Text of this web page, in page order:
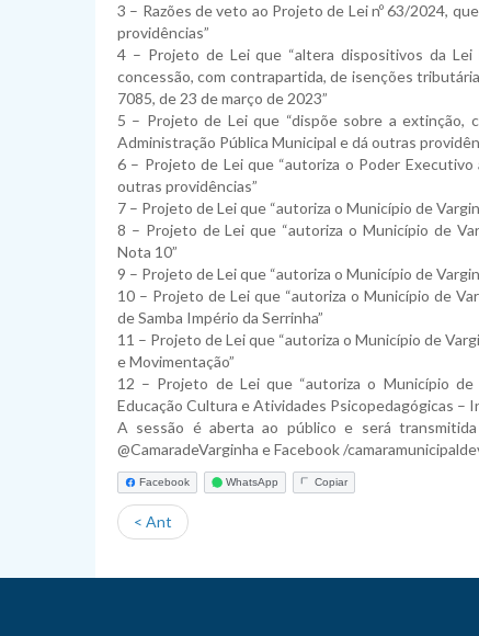
3 – Razões de veto ao Projeto de Lei nº 63/2024,
providências”
4 – Projeto de Lei que “altera dispositivos da Lei
concessão, com contrapartida, de isenções
7085, de 23 de março de 2023”
5 – Projeto de Lei que “dispõe sobre a extinção,
Administração Pública Municipal e dá outras
6 – Projeto de Lei que “autoriza o Poder
outras providências”
7 – Projeto de Lei que “autoriza o Município de
8 – Projeto de Lei que “autoriza o Município de
Nota 10”
9 – Projeto de Lei que “autoriza o Município de
10 – Projeto de Lei que “autoriza o Município de
de Samba Império da Serrinha”
11 – Projeto de Lei que “autoriza o Município de
e Movimentação”
12 – Projeto de Lei que “autoriza o Município
Educação Cultura e Atividades Psicopedagógicas –
A sessão é aberta ao público e será
@CamaradeVarginha e Facebook /
Facebook WhatsApp Copiar
< Ant